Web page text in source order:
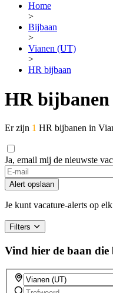
Home
>
Bijbaan
>
Vianen (UT)
>
HR bijbaan
HR
Er zijn 1 HR bijbanen in
Ja, email mij de nieuwste
Alert opslaan
Je kunt vacature-alerts op
Filters
Vind hier de baan